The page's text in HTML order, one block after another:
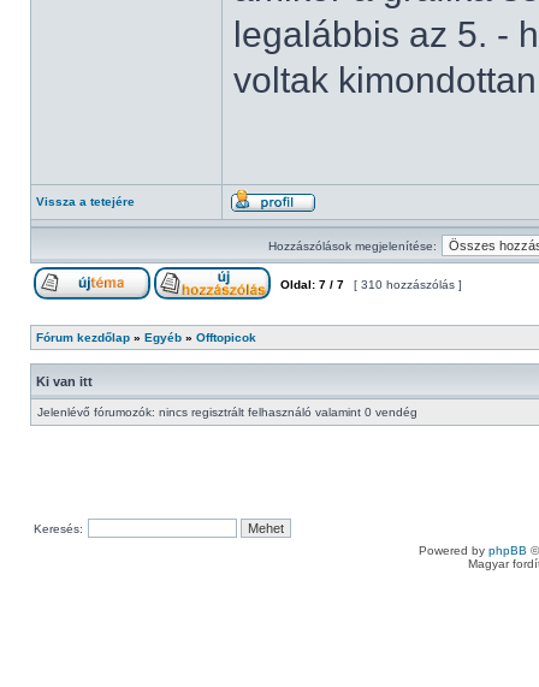
legalábbis az 5. -
voltak
Vissza a tetejére
Hozzászólások megjelenítése:
Oldal: 7 / 7 [ 310 hozzászólás ]
Fórum kezdőlap » Egyéb » Offtopicok
Ki van itt
Jelenlévő fórumozók: nincs regisztrált felhasználó valamint 0 vendég
Keresés:
Powered by phpBB
Magyar